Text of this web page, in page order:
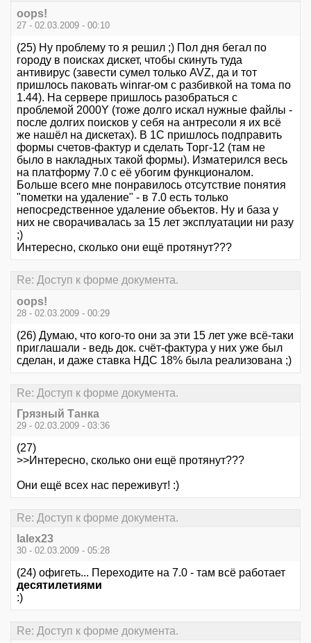
oops!
27 - 02.03.2009 - 00:10
(25) Ну проблему то я решил ;) Пол дня бегал по
городу в поисках дискет, чтобы скинуть туда
антивирус (завести сумел только AVZ, да и тот
пришлось паковать winrar-ом с разбивкой на тома по
1.44). На сервере пришлось разобраться с
проблемой 2000Y (тоже долго искал нужные файлы -
после долгих поисков у себя на антресоли я их всё
же нашёл на дискетах). В 1С пришлось подправить
формы счетов-фактур и сделать Торг-12 (там не
было в накладных такой формы). Изматерился весь
на платформу 7.0 с её убогим функционалом.
Больше всего мне понравилось отсутствие понятия
"пометки на удаление" - в 7.0 есть только
непосредственное удаление объектов. Ну и база у
них не сворачивалась за 15 лет эксплуатации ни разу
;)
Интересно, сколько они ещё протянут???
Re: Доступ к форме документа.
oops!
28 - 02.03.2009 - 00:29
(26) Думаю, что кого-то они за эти 15 лет уже всё-таки
приглашали - ведь док. счёт-фактура у них уже был
сделан, и даже ставка НДС 18% была реализована ;)
Re: Доступ к форме документа.
Грязный Танка
29 - 02.03.2009 - 03:36
(27)
>>Интересно, сколько они ещё протянут???
Они ещё всех нас переживут! :)
Re: Доступ к форме документа.
lalex23
30 - 02.03.2009 - 05:28
(24) офигеть... Переходите на 7.0 - там всё работает
десятилетиями
:)
Re: Доступ к форме документа.